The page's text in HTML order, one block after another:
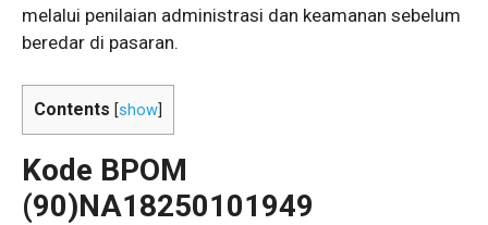
melalui penilaian administrasi dan keamanan sebelum
beredar di pasaran.
Contents [show
Kode BPOM
(90)NA18250101949